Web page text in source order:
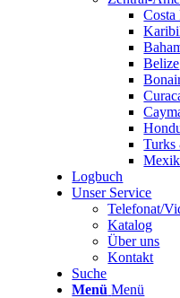
Costa
Belize
Turks
Logbuch
Unser Service
Telefonat/
Katalog
Über uns
Kontakt
Suche
Menü Menü